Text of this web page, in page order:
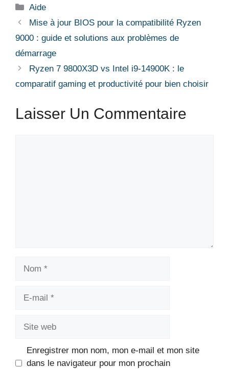
Catégories
Aide
Mise à jour BIOS pour la compatibilité Ryzen
9000 : guide et solutions aux problèmes de
démarrage
Ryzen 7 9800X3D vs Intel i9-14900K : le
comparatif gaming et productivité pour bien choisir
Laisser Un Commentaire
Enregistrer mon nom, mon e-mail et mon site
dans le navigateur pour mon prochain